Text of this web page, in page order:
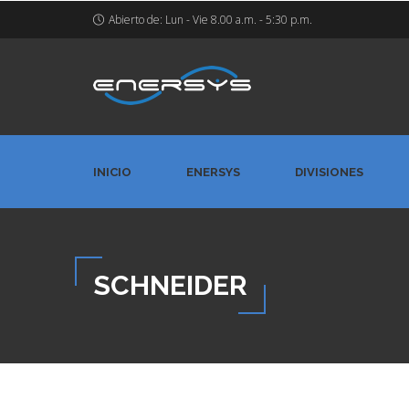
Abierto de: Lun - Vie 8.00 a.m. - 5:30 p.m.
INICIO ENERSYS DIVISIONES
SCHNEIDER